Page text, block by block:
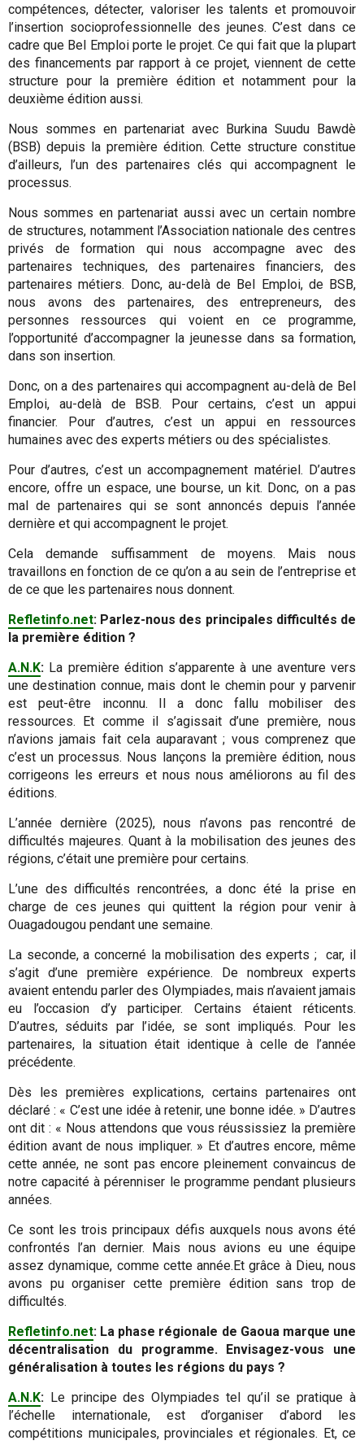
compétences, détecter, valoriser les talents et promouvoir
l’insertion socioprofessionnelle des jeunes. C’est dans ce
cadre que Bel Emploi porte le projet. Ce qui fait que la plupart
des financements par rapport à ce projet, viennent de cette
structure pour la première édition et notamment pour la
deuxième édition aussi.
Nous sommes en partenariat avec Burkina Suudu Bawdè
(BSB) depuis la première édition. Cette structure constitue
d’ailleurs, l’un des partenaires clés qui accompagnent le
processus.
Nous sommes en partenariat aussi avec un certain nombre
de structures, notamment l’Association nationale des centres
privés de formation qui nous accompagne avec des
partenaires techniques, des partenaires financiers, des
partenaires métiers. Donc, au-delà de Bel Emploi, de BSB,
nous avons des partenaires, des entrepreneurs, des
personnes ressources qui voient en ce programme,
l’opportunité d’accompagner la jeunesse dans sa formation,
dans son insertion.
Donc, on a des partenaires qui accompagnent au-delà de Bel
Emploi, au-delà de BSB. Pour certains, c’est un appui
financier. Pour d’autres, c’est un appui en ressources
humaines avec des experts métiers ou des spécialistes.
Pour d’autres, c’est un accompagnement matériel. D’autres
encore, offre un espace, une bourse, un kit. Donc, on a pas
mal de partenaires qui se sont annoncés depuis l’année
dernière et qui accompagnent le projet.
Cela demande suffisamment de moyens. Mais nous
travaillons en fonction de ce qu’on a au sein de l’entreprise et
de ce que les partenaires nous donnent.
Refletinfo.net: Parlez-nous des principales difficultés de
la première édition ?
A.N.K: La première édition s’apparente à une aventure vers
une destination connue, mais dont le chemin pour y parvenir
est peut-être inconnu. Il a donc fallu mobiliser des
ressources. Et comme il s’agissait d’une première, nous
n’avions jamais fait cela auparavant ; vous comprenez que
c’est un processus. Nous lançons la première édition, nous
corrigeons les erreurs et nous nous améliorons au fil des
éditions.
L’année dernière (2025), nous n’avons pas rencontré de
difficultés majeures. Quant à la mobilisation des jeunes des
régions, c’était une première pour certains.
L’une des difficultés rencontrées, a donc été la prise en
charge de ces jeunes qui quittent la région pour venir à
Ouagadougou pendant une semaine.
La seconde, a concerné la mobilisation des experts ; car, il
s’agit d’une première expérience. De nombreux experts
avaient entendu parler des Olympiades, mais n’avaient jamais
eu l’occasion d’y participer. Certains étaient réticents.
D’autres, séduits par l’idée, se sont impliqués. Pour les
partenaires, la situation était identique à celle de l’année
précédente.
Dès les premières explications, certains partenaires ont
déclaré : « C’est une idée à retenir, une bonne idée. » D’autres
ont dit : « Nous attendons que vous réussissiez la première
édition avant de nous impliquer. » Et d’autres encore, même
cette année, ne sont pas encore pleinement convaincus de
notre capacité à pérenniser le programme pendant plusieurs
années.
Ce sont les trois principaux défis auxquels nous avons été
confrontés l’an dernier. Mais nous avions eu une équipe
assez dynamique, comme cette année.Et grâce à Dieu, nous
avons pu organiser cette première édition sans trop de
difficultés.
Refletinfo.net: La phase régionale de Gaoua marque une
décentralisation du programme. Envisagez-vous une
généralisation à toutes les régions du pays ?
A.N.K: Le principe des Olympiades tel qu’il se pratique à
l’échelle internationale, est d’organiser d’abord les
compétitions municipales, provinciales et régionales. Et, ce